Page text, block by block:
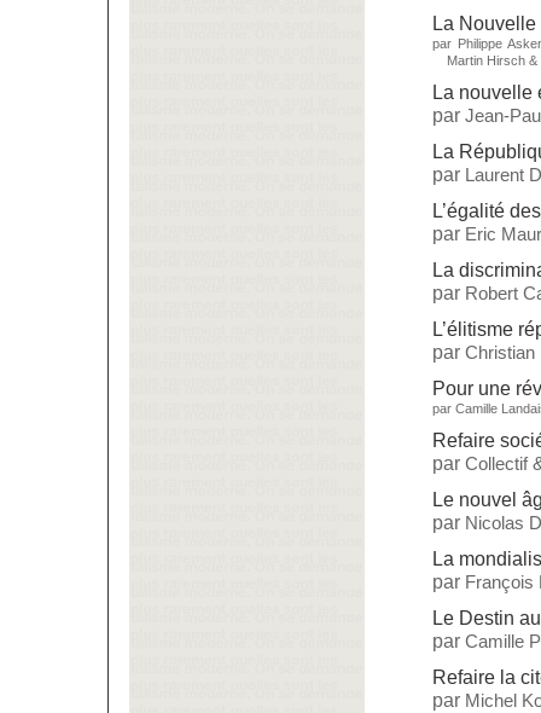
La
par Philippe
Martin Hirsch &
La nouvelle
par Jean-
La
par Laurent
L’égalité
par Eric
La
par Robert
L’élitisme
par Christian
Pour une
par Camille
Refaire
par Collectif
Le nouvel
par Nicolas
La
par François
Le Destin
par Camille
Refaire la
par Michel